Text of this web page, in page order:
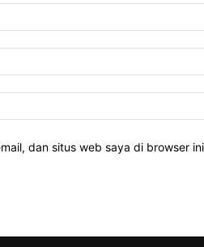
dan situs web saya di browser